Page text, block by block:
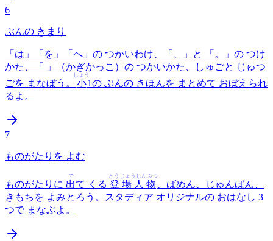
6
ぶんの きまり
「は」「を」「へ」の つかいわけ、「、」と 「。」の つけ
かた、「 」（かぎかっこ）の つかいかた、しゅごと じゅつ
ごを まなぼう。
小
しょう
1の ぶんの きほんを まとめて おぼえられ
るよ。
7
ものがたりを よむ
ものがたりに 出
で
て くる 登場人物
とうじょうじんぶつ
、ばめん、じゅんばん、
きもちを よみとろう。スタディア オリジナルの おはなし 3
つで まなぶよ。